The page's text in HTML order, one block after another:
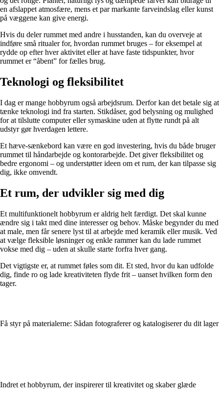
en afslappet atmosfære, mens et par markante farveindslag eller kunst
på væggene kan give energi.
Hvis du deler rummet med andre i husstanden, kan du overveje at
indføre små ritualer for, hvordan rummet bruges – for eksempel at
rydde op efter hver aktivitet eller at have faste tidspunkter, hvor
rummet er “åbent” for fælles brug.
Teknologi og fleksibilitet
I dag er mange hobbyrum også arbejdsrum. Derfor kan det betale sig at
tænke teknologi ind fra starten. Stikdåser, god belysning og mulighed
for at tilslutte computer eller symaskine uden at flytte rundt på alt
udstyr gør hverdagen lettere.
Et hæve-sænkebord kan være en god investering, hvis du både bruger
rummet til håndarbejde og kontorarbejde. Det giver fleksibilitet og
bedre ergonomi – og understøtter ideen om et rum, der kan tilpasse sig
dig, ikke omvendt.
Et rum, der udvikler sig med dig
Et multifunktionelt hobbyrum er aldrig helt færdigt. Det skal kunne
ændre sig i takt med dine interesser og behov. Måske begynder du med
at male, men får senere lyst til at arbejde med keramik eller musik. Ved
at vælge fleksible løsninger og enkle rammer kan du lade rummet
vokse med dig – uden at skulle starte forfra hver gang.
Det vigtigste er, at rummet føles som dit. Et sted, hvor du kan udfolde
dig, finde ro og lade kreativiteten flyde frit – uanset hvilken form den
tager.
Få styr på materialerne: Sådan fotograferer og katalogiserer du dit lager
Indret et hobbyrum, der inspirerer til kreativitet og skaber glæde